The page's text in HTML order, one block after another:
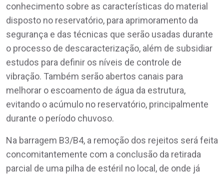
conhecimento sobre as características do material
disposto no reservatório, para aprimoramento da
segurança e das técnicas que serão usadas durante
o processo de descaracterização, além de subsidiar
estudos para definir os níveis de controle de
vibração. Também serão abertos canais para
melhorar o escoamento de água da estrutura,
evitando o acúmulo no reservatório, principalmente
durante o período chuvoso.
Na barragem B3/B4, a remoção dos rejeitos será feita
concomitantemente com a conclusão da retirada
parcial de uma pilha de estéril no local, de onde já